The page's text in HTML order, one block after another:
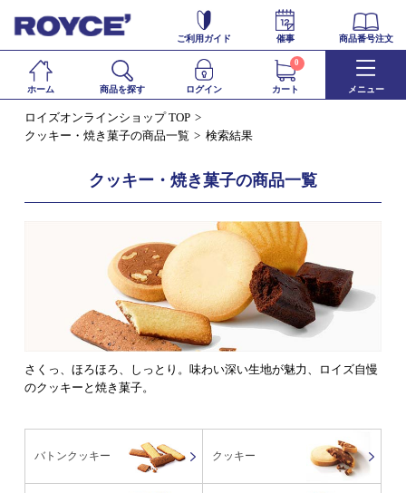
ご利用ガイド 催事 商品番号注文
ホーム 商品を探す ログイン カート
0
メニュー
ロイズオンラインショップ TOP
クッキー・焼き菓子の商品一覧
検索結果
クッキー・焼き菓子の商品一覧
さくっ、ほろほろ、しっとり。味わい深い生地が魅力、ロイズ自慢
のクッキーと焼き菓子。
バトンクッキー クッキー